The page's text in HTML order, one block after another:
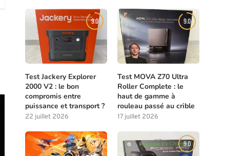
9.0
Test Jackery Explorer
2000 V2 : le bon
compromis entre
puissance et transport ?
22 juillet 2026
9.0
Test MOVA Z70 Ultra
Roller Complete : le
haut de gamme à
rouleau passé au crible
17 juillet 2026
8.0 9.0